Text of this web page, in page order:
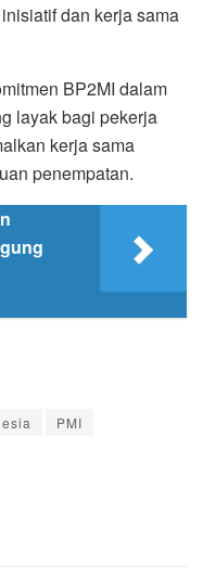
dan kerja sama
BP2MI dalam
layak bagi pekerja
kerja sama
penempatan.
PMI